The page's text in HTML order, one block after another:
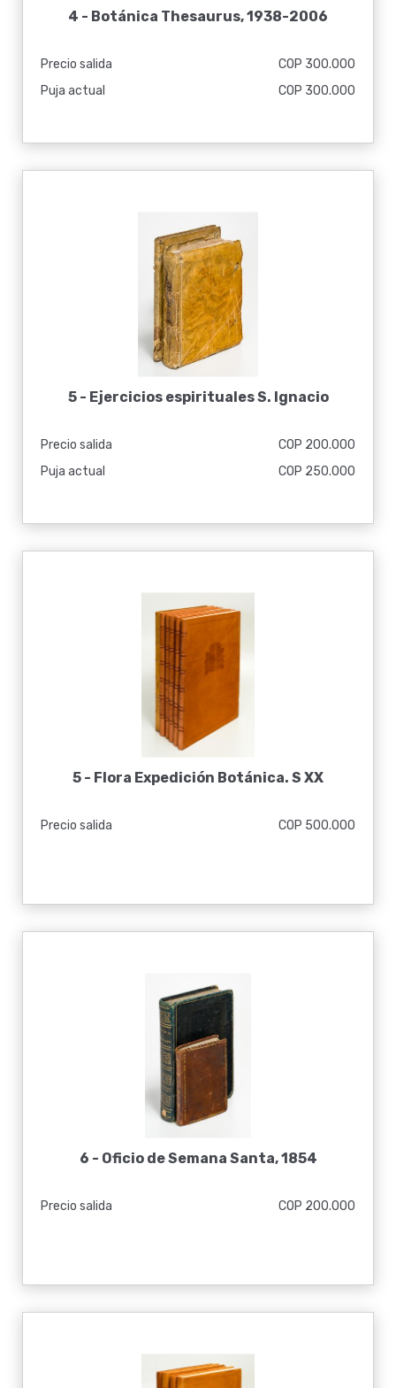
4 - Botánica Thesaurus, 1938-2006
Precio salida
COP 300.000
Puja actual
COP 300.000
5 - Ejercicios espirituales S. Ignacio
Precio salida
COP 200.000
Puja actual
COP 250.000
5 - Flora Expedición Botánica. S XX
Precio salida COP 500.000
6 - Oficio de Semana Santa, 1854
Precio salida COP 200.000